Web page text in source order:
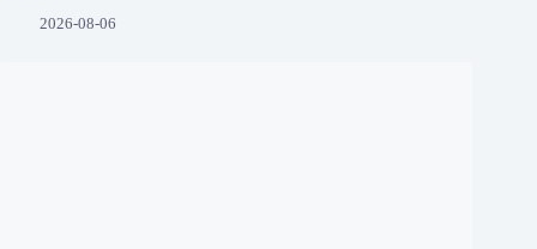
2026-08-06